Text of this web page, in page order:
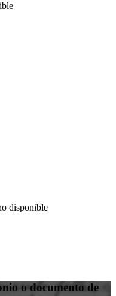
disponible
o documento de